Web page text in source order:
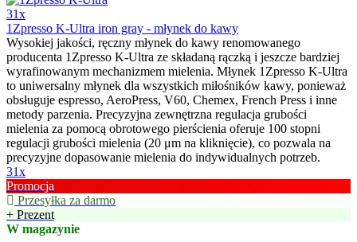
31x
1Zpresso K-Ultra iron gray - młynek do kawy
Wysokiej jakości, ręczny młynek do kawy renomowanego
producenta 1Zpresso K-Ultra ze składaną rączką i jeszcze bardziej
wyrafinowanym mechanizmem mielenia. Młynek 1Zpresso K-Ultra
to uniwersalny młynek dla wszystkich miłośników kawy, ponieważ
obsługuje espresso, AeroPress, V60, Chemex, French Press i inne
metody parzenia. Precyzyjna zewnętrzna regulacja grubości
mielenia za pomocą obrotowego pierścienia oferuje 100 stopni
regulacji grubości mielenia (20 μm na kliknięcie), co pozwala na
precyzyjne dopasowanie mielenia do indywidualnych potrzeb.
31x
Promocja
Przesyłka za darmo
+ Prezent
W magazynie